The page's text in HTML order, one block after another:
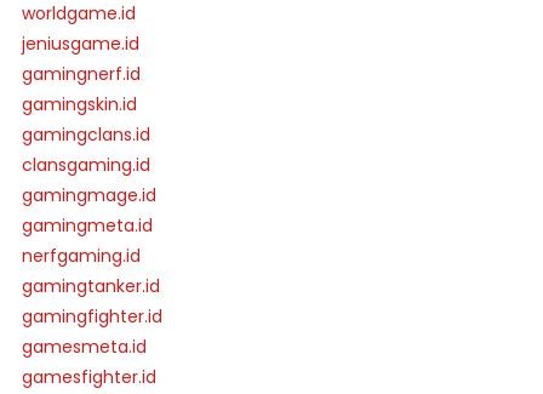
worldgame.id
jeniusgame.id
gamingnerf.id
gamingskin.id
gamingclans.id
clansgaming.id
gamingmage.id
gamingmeta.id
nerfgaming.id
gamingtanker.id
gamingfighter.id
gamesmeta.id
gamesfighter.id